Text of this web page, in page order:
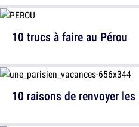
10 trucs à faire au Pérou
10 raisons de renvoyer